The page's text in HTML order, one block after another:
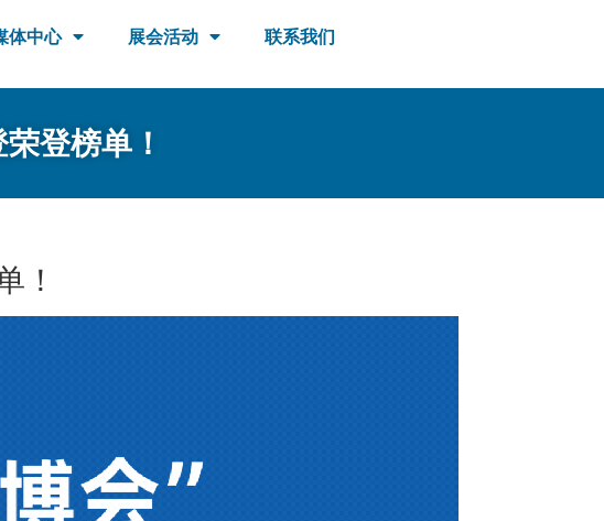
体中心 展会活动 联系我们
登榜单！
！